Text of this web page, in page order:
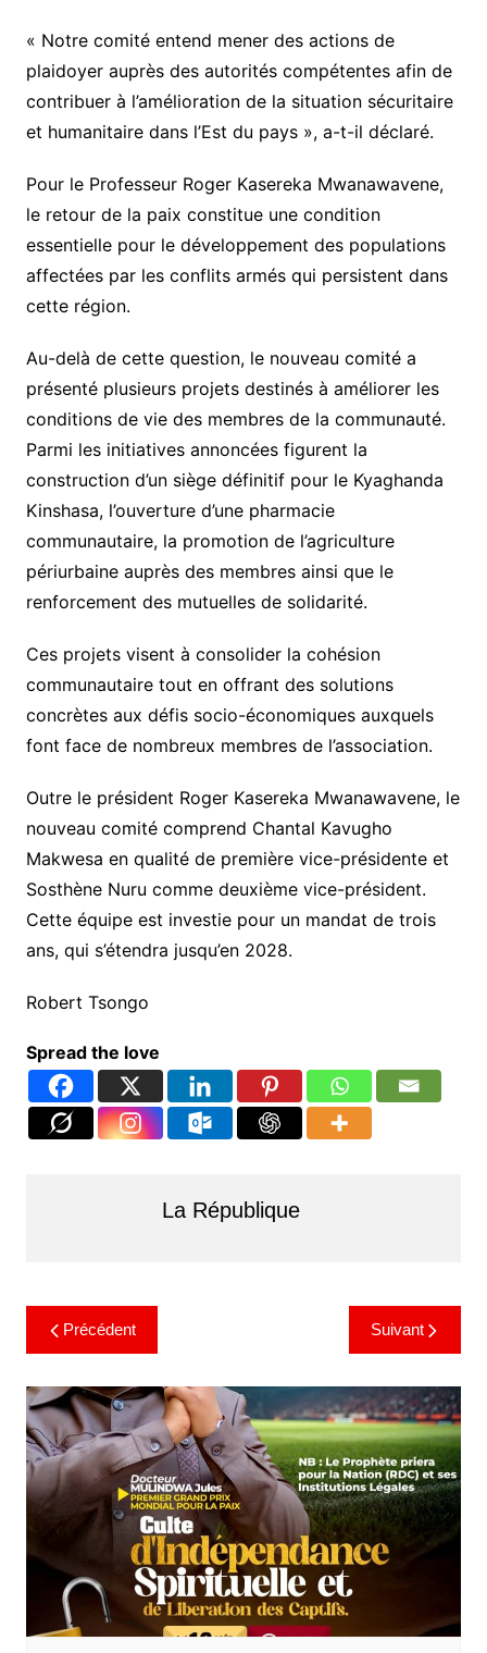
« Notre comité entend mener des actions de
plaidoyer auprès des autorités compétentes afin de
contribuer à l’amélioration de la situation sécuritaire
et humanitaire dans l’Est du pays », a-t-il déclaré.
Pour le Professeur Roger Kasereka Mwanawavene,
le retour de la paix constitue une condition
essentielle pour le développement des populations
affectées par les conflits armés qui persistent dans
cette région.
Au-delà de cette question, le nouveau comité a
présenté plusieurs projets destinés à améliorer les
conditions de vie des membres de la communauté.
Parmi les initiatives annoncées figurent la
construction d’un siège définitif pour le Kyaghanda
Kinshasa, l’ouverture d’une pharmacie
communautaire, la promotion de l’agriculture
périurbaine auprès des membres ainsi que le
renforcement des mutuelles de solidarité.
Ces projets visent à consolider la cohésion
communautaire tout en offrant des solutions
concrètes aux défis socio-économiques auxquels
font face de nombreux membres de l’association.
Outre le président Roger Kasereka Mwanawavene, le
nouveau comité comprend Chantal Kavugho
Makwesa en qualité de première vice-présidente et
Sosthène Nuru comme deuxième vice-président.
Cette équipe est investie pour un mandat de trois
ans, qui s’étendra jusqu’en 2028.
Robert Tsongo
Spread the love
La République
Précédent Suivant